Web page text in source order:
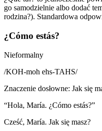
go samodzielnie albo dodać
rodzina?). Standardowa
¿Cómo estás?
Nieformalny
/KOH-moh ehs-TAHS/
Znaczenie dosłowne: Jak się
“Hola, María. ¿Cómo estás?”
Cześć, María. Jak się masz?